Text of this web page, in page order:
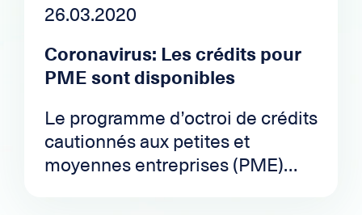
26.03.2020
Coronavirus: Les crédits pour
PME sont disponibles
Le programme d’octroi de crédits
cautionnés aux petites et
moyennes entreprises (PME)